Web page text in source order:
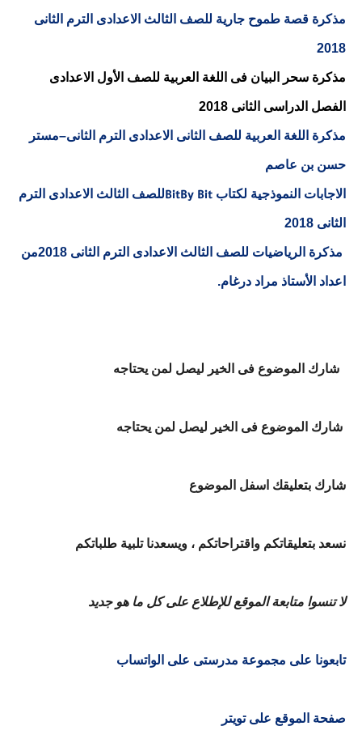
مذكرة قصة طموح جارية للصف الثالث الاعدادى الترم الثانى
2018
مذكرة سحر البيان فى اللغة العربية للصف الأول الاعدادى
الفصل الدراسى الثانى 2018
مذكرة اللغة العربية للصف الثانى الاعدادى الترم الثانى–مستر
حسن بن عاصم
الاجابات النموذجية لكتاب BitBy Bitللصف الثالث الاعدادى الترم
الثانى 2018
مذكرة الرياضيات للصف الثالث الاعدادى الترم الثانى 2018من
اعداد الأستاذ مراد درغام.
شارك الموضوع فى الخير ليصل لمن يحتاجه
شارك الموضوع فى الخير ليصل لمن يحتاجه
شارك بتعليقك اسفل الموضوع
نسعد بتعليقاتكم واقتراحاتكم ، ويسعدنا تلبية طلباتكم
لا تنسوا متابعة الموقع للإطلاع على كل ما هو جديد
تابعونا على مجموعة مدرستى على الواتساب
صفحة الموقع على تويتر